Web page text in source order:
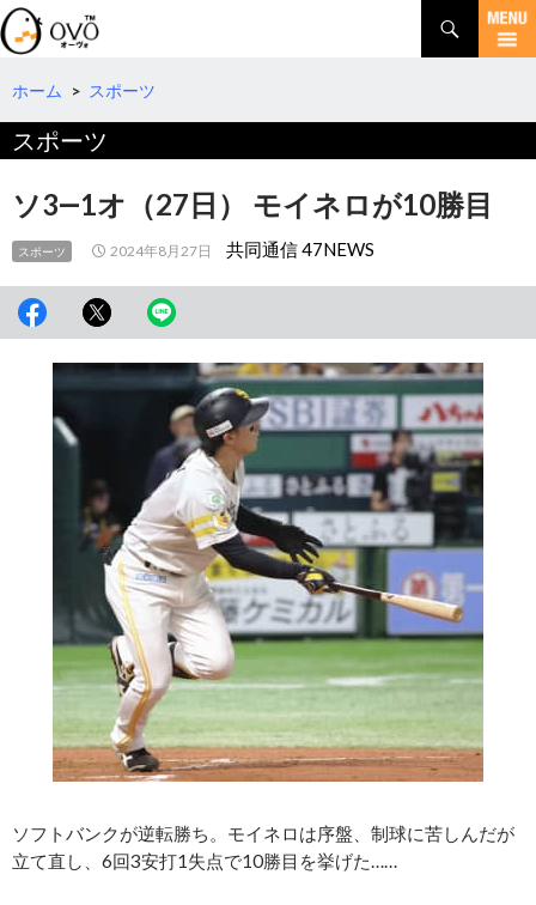
検
索
コ
テ
へ
ホーム > スポーツ
スポーツ
ソ3―1オ（27日） モイネロが10勝目
スポーツ 2024年8月27日 共同通信 47NEWS
ソフトバンクが逆転勝ち。モイネロは序盤、制球に苦しんだが
立て直し、6回3安打1失点で10勝目を挙げた……